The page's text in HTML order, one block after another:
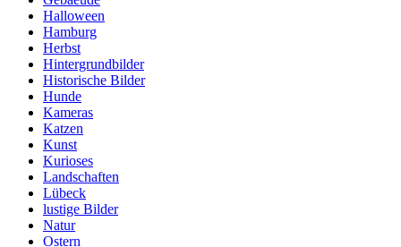
Halloween
Hamburg
Herbst
Hintergrundbilder
Historische Bilder
Hunde
Kameras
Katzen
Kunst
Kurioses
Landschaften
Lübeck
lustige Bilder
Natur
Ostern